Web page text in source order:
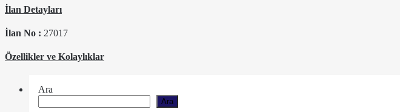
İlan Detayları
İlan No : 27017
Özellikler ve Kolaylıklar
Ara
Ara